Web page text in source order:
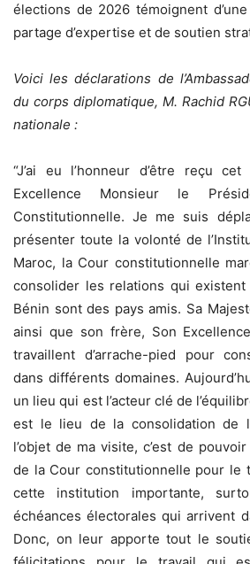
élections de 2026 témoignent
partage d’expertise et de soutien
Voici les déclarations de
du corps diplomatique, M. Rachid
nationale :
“J’ai eu l’honneur d’être reçu
Excellence Monsieur le
Constitutionnelle. Je me suis
présenter toute la volonté de
Maroc, la Cour constitutionnelle
consolider les relations qui
Bénin sont des pays amis. Sa
ainsi que son frère, Son
travaillent d’arrache-pied pour
dans différents domaines.
un lieu qui est l’acteur clé de
est le lieu de la consolidation de
l’objet de ma visite, c’est de
de la Cour constitutionnelle pour le
cette institution importante,
échéances électorales qui arrivent
Donc, on leur apporte tout le